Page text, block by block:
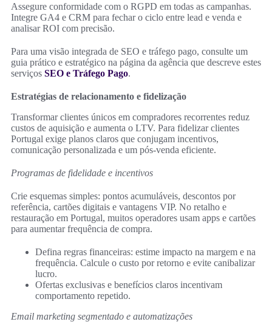
Assegure conformidade com o RGPD em todas as campanhas.
Integre GA4 e CRM para fechar o ciclo entre lead e venda e
analisar ROI com precisão.
Para uma visão integrada de SEO e tráfego pago, consulte um
guia prático e estratégico na página da agência que descreve estes
serviços SEO e Tráfego Pago.
Estratégias de relacionamento e fidelização
Transformar clientes únicos em compradores recorrentes reduz
custos de aquisição e aumenta o LTV. Para fidelizar clientes
Portugal exige planos claros que conjugam incentivos,
comunicação personalizada e um pós-venda eficiente.
Programas de fidelidade e incentivos
Crie esquemas simples: pontos acumuláveis, descontos por
referência, cartões digitais e vantagens VIP. No retalho e
restauração em Portugal, muitos operadores usam apps e cartões
para aumentar frequência de compra.
Defina regras financeiras: estime impacto na margem e na
frequência. Calcule o custo por retorno e evite canibalizar
lucro.
Ofertas exclusivas e benefícios claros incentivam
comportamento repetido.
Email marketing segmentado e automatizações